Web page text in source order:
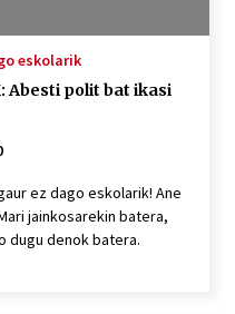
eskolarik
Abesti polit bat ikasi
ez dago eskolarik! Ane
jainkosarekin batera,
dugu denok batera.